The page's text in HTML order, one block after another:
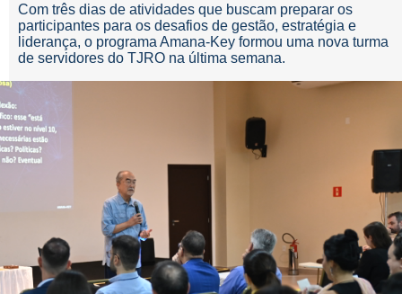
Com três dias de atividades que buscam preparar os
participantes para os desafios de gestão, estratégia e
liderança, o programa Amana-Key formou uma nova turma
de servidores do TJRO na última semana.